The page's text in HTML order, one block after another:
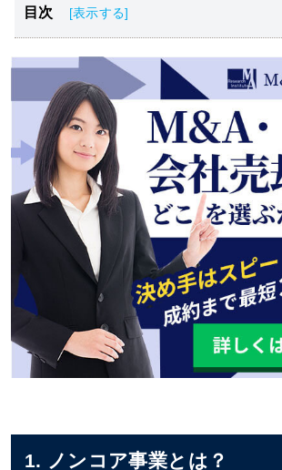
目次
ノンコア事業とは？
ノンコア事業の売却が増えている理由
ノンコア事業をM&A・売却するメリット
ノンコア事業の売却、切り離しの注意点
ノンコア事業の売却、切り離しの事例
まとめ
1. ノンコア事業とは？